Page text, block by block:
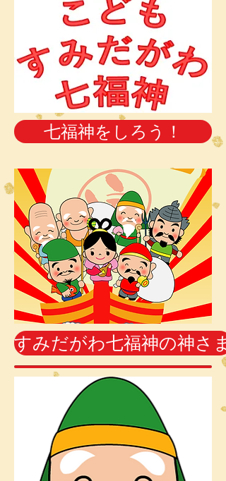
七福神をしろう！
すみだがわ七福神の神さま